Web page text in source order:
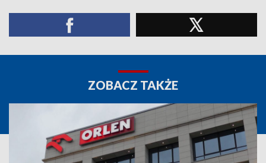
ZOBACZ TAKŻE